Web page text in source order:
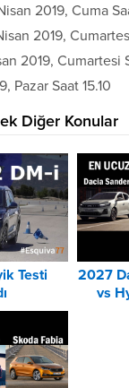
2019, Cuma
2019,
2019, Cumartesi
Pazar Saat 15.10
Diğer Konular
Testi
2027
vs